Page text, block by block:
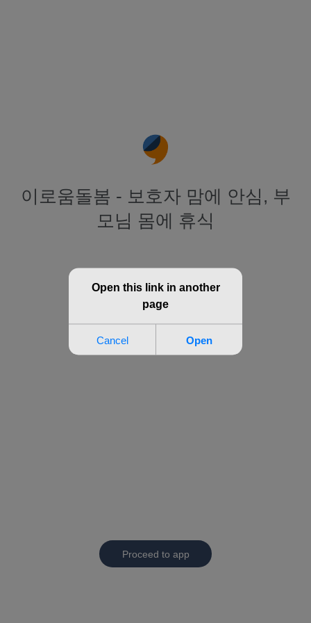
이로움돌봄 - 보호자 맘에 안심, 부
모님 몸에 휴식
Proceed to app